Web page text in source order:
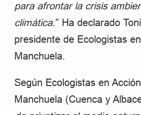
para afrontar la crisis
climática.” Ha declarado
presidente de Ecologistas
Manchuela.
Según Ecologistas en
Manchuela (Cuenca y